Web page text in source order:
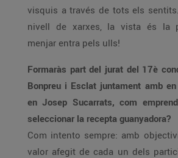
visquis a través de tots els
nivell de xarxes, la vista és la
menjar entra pels ulls!
Formaràs part del jurat del 17è
Bonpreu i Esclat juntament amb
en Josep Sucarrats, com
seleccionar la recepta guanyadora?
Com intento sempre: amb
valor afegit de cada un dels